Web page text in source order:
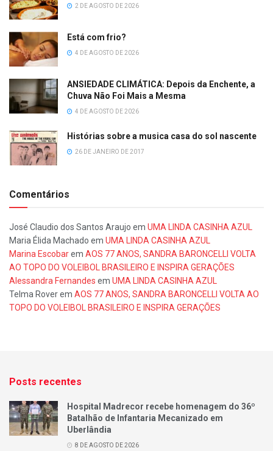
2 DE AGOSTO DE 2026
Está com frio?
4 DE AGOSTO DE 2026
ANSIEDADE CLIMÁTICA: Depois da Enchente, a
Chuva Não Foi Mais a Mesma
4 DE AGOSTO DE 2026
Histórias sobre a musica casa do sol nascente
26 DE JANEIRO DE 2017
Comentários
José Claudio dos Santos Araujo em UMA LINDA CASINHA AZUL
Maria Élida Machado em UMA LINDA CASINHA AZUL
Marina Escobarem AOS 77 ANOS, SANDRA BARONCELLI VOLTA
AO TOPO DO VOLEIBOL BRASILEIRO E INSPIRA GERAÇÕES
Alessandra Fernandes em UMA LINDA CASINHA AZUL
Telma Roverem AOS 77 ANOS, SANDRA BARONCELLI VOLTA AO
TOPO DO VOLEIBOL BRASILEIRO E INSPIRA GERAÇÕES
Posts recentes
Hospital Madrecor recebe homenagem do 36º
Batalhão de Infantaria Mecanizado em
Uberlândia
8 DE AGOSTO DE 2026